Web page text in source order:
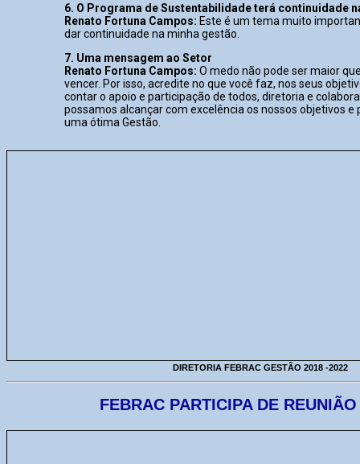
6. O Programa de Sustentabilidade terá continuidade
Renato Fortuna Campos: Este é um tema muito
dar continuidade na minha gestão.
7. Uma mensagem ao Setor
Renato Fortuna Campos: O medo não pode ser maior
vencer. Por isso, acredite no que você faz, nos seus
contar o apoio e participação de todos, diretoria e
possamos alcançar com excelência os nossos objetivos
uma ótima Gestão.
DIRETORIA FEBRAC GESTÃO 2018 -2022
FEBRAC PARTICIPA DE